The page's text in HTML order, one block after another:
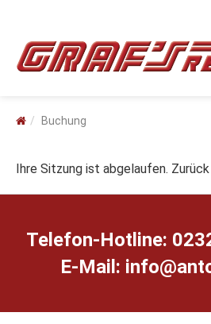
Buchung
Ihre Sitzung ist abgelaufen.
Telefon-Hotline:
E-Mail: ed.farg-